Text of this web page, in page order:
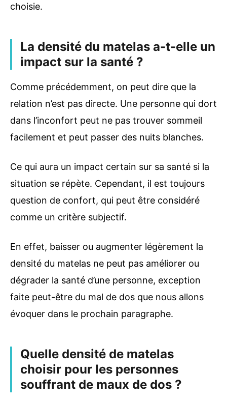
choisie.
La densité du matelas a-t-elle un
impact sur la santé ?
Comme précédemment, on peut dire que la
relation n’est pas directe. Une personne qui dort
dans l’inconfort peut ne pas trouver sommeil
facilement et peut passer des nuits blanches.
Ce qui aura un impact certain sur sa santé si la
situation se répète. Cependant, il est toujours
question de confort, qui peut être considéré
comme un critère subjectif.
En effet, baisser ou augmenter légèrement la
densité du matelas ne peut pas améliorer ou
dégrader la santé d’une personne, exception
faite peut-être du mal de dos que nous allons
évoquer dans le prochain paragraphe.
Quelle densité de matelas
choisir pour les personnes
souffrant de maux de dos ?